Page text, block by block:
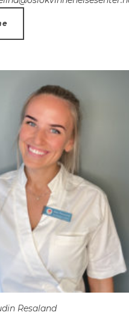
Resaland